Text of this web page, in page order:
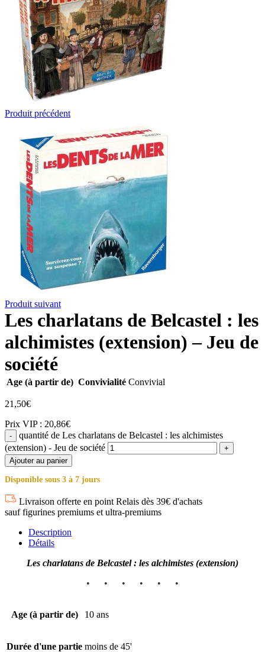
Produit précédent
Produit suivant
Les charlatans de Belcastel : les
alchimistes (extension) – Jeu de
société
Age (à partir de) Convivialité Convivial
21,50€
Prix VIP : 20,86€
quantité de Les charlatans de Belcastel : les alchimistes
(extension) - Jeu de société
Ajouter au panier
Disponible sous 3 à 7 jours
Livraison offerte en point Relais dès 39€ d'achats
sauf figurines premiums et ultra-premiums
Description
Détails
Les charlatans de Belcastel : les alchimistes (extension)
• • • • • •
Age (à partir de) 10 ans
Durée d'une partie moins de 45'